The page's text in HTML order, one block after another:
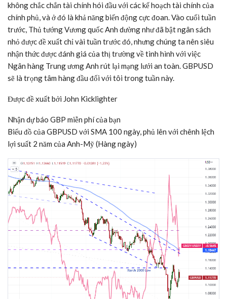
không chắc chắn tài chính hói đầu với các kế hoạch tài chính của
chính phủ, và ở đó là khả năng biến động cực đoan. Vào cuối tuần
trước, Thủ tướng Vương quốc Anh dường như đã bật ngân sách
nhỏ được đề xuất chỉ vài tuần trước đó, nhưng chúng ta nên siêu
nhận thức được đánh giá của thị trường về tình hình với việc
Ngân hàng Trung ương Anh rút lại mạng lưới an toàn. GBPUSD
sẽ là trọng tâm hàng đầu đối với tôi trong tuần này.
Được đề xuất bởi John Kicklighter
Nhận dự báo GBP miễn phí của bạn
Biểu đồ của GBPUSD với SMA 100 ngày, phủ lên với chênh lệch
lợi suất 2 năm của Anh-Mỹ (Hàng ngày)